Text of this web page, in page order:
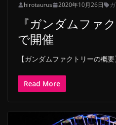
hirotaurus 2020年10月26日
『ガンダムファ
で開催
【ガンダムファクトリーの概
Read More